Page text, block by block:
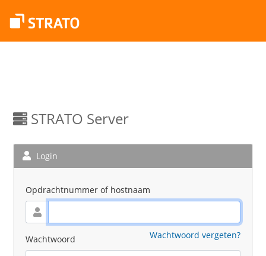
STRATO Server
Login
Opdrachtnummer of hostnaam
Wachtwoord Wachtwoord vergeten?